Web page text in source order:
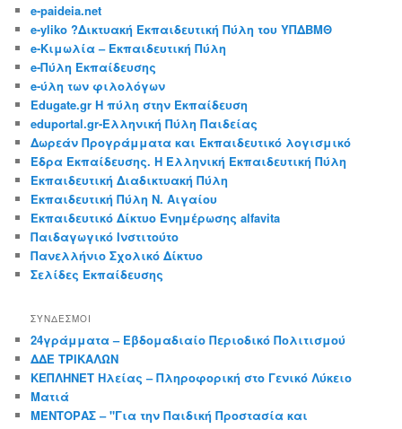
e-paideia.net
e-yliko ?Δικτυακή Εκπαιδευτική Πύλη του ΥΠΔΒΜΘ
e-Κιμωλία – Εκπαιδευτική Πύλη
e-Πύλη Εκπαίδευσης
e-ύλη των φιλολόγων
Edugate.gr Η πύλη στην Εκπαίδευση
eduportal.gr-Ελληνική Πύλη Παιδείας
Δωρεάν Προγράμματα και Εκπαιδευτικό λογισμικό
Έδρα Εκπαίδευσης. Η Ελληνική Εκπαιδευτική Πύλη
Εκπαιδευτική Διαδικτυακή Πύλη
Εκπαιδευτική Πύλη Ν. Αιγαίου
Εκπαιδευτικό Δίκτυο Ενημέρωσης alfavita
Παιδαγωγικό Ινστιτούτο
Πανελλήνιο Σχολικό Δίκτυο
Σελίδες Εκπαίδευσης
ΣΎΝΔΕΣΜΟΙ
24γράμματα – Εβδομαδιαίο Περιοδικό Πολιτισμού
ΔΔΕ ΤΡΙΚΑΛΩΝ
ΚΕΠΛΗΝΕΤ Ηλείας – Πληροφορική στο Γενικό Λύκειο
Ματιά
ΜΕΝΤΟΡΑΣ – "Για την Παιδική Προστασία και